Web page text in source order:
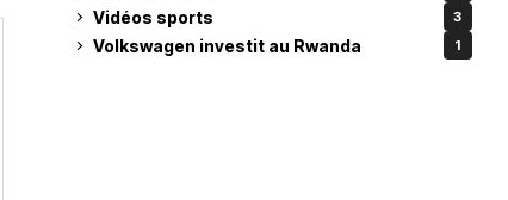
Vidéos sports 3
Volkswagen investit au Rwanda 1